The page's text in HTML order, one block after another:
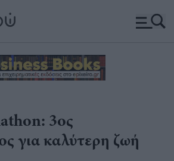
3ος
για καλύτερη ζωή